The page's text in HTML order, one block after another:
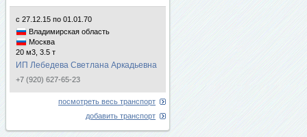
с 27.12.15 по 01.01.70
Владимирская область
Москва
20 м3, 3.5 т
ИП Лебедева Светлана Аркадьевна
+7 (920) 627-65-23
посмотреть весь транспорт
добавить транспорт